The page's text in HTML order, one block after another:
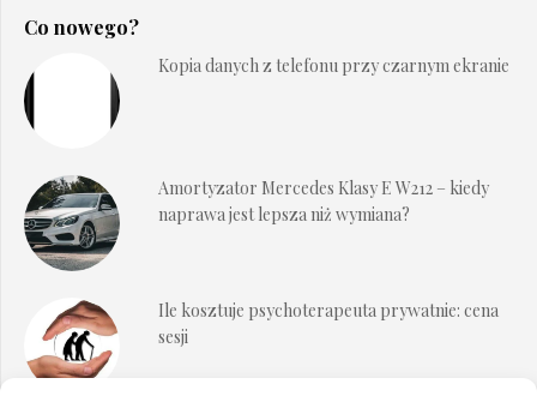
Co nowego?
Kopia danych z telefonu przy czarnym ekranie
Amortyzator Mercedes Klasy E W212 – kiedy
naprawa jest lepsza niż wymiana?
Ile kosztuje psychoterapeuta prywatnie: cena
sesji